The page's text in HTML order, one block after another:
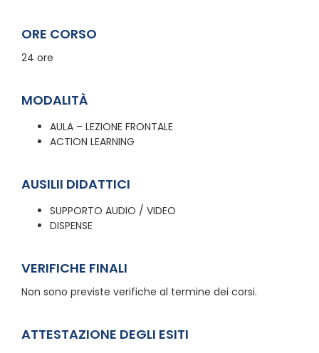
ORE CORSO
24 ore
MODALITÀ
AULA – LEZIONE FRONTALE
ACTION LEARNING
AUSILII DIDATTICI
SUPPORTO AUDIO / VIDEO
DISPENSE
VERIFICHE FINALI
Non sono previste verifiche al termine dei corsi.
ATTESTAZIONE DEGLI ESITI